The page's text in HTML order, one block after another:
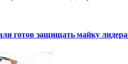
готов защищать майку